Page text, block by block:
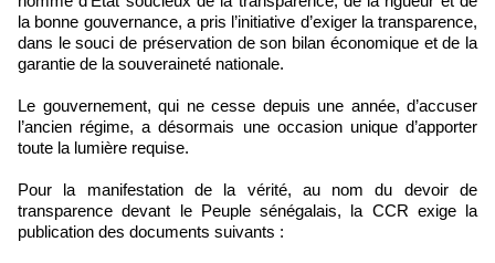
la bonne gouvernance, a pris l’initiative d’exiger la transparence,
dans le souci de préservation de son bilan économique et de la
garantie de la souveraineté nationale.
Le gouvernement, qui ne cesse depuis une année, d’accuser
l’ancien régime, a désormais une occasion unique d’apporter
toute la lumière requise.
Pour la manifestation de la vérité, au nom du devoir de
transparence devant le Peuple sénégalais, la CCR exige la
publication des documents suivants :